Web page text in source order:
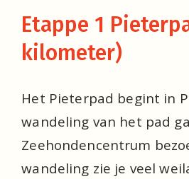
Etappe 1
kilometer)
Het Pieterpad begint in
wandeling van het pad
Zeehondencentrum
wandeling zie je veel